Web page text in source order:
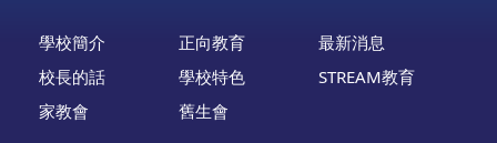
學校簡介 正向教育
最新消息
校長的話
學校特色
STREAM教育
家教會
舊生會